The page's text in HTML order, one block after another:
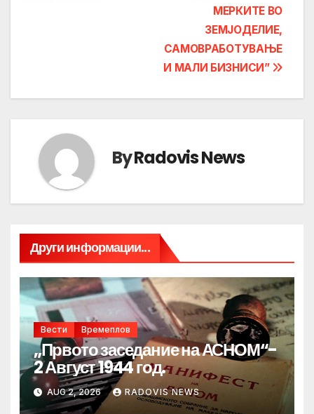
МЕРКИТЕ ВО
ЗЕМЈОДЕЛИЕ,
САМОВРАБОТУВАЊЕ
И МАЛИ БИЗНИСИ”
ByRadovis News
Други информации...
Вести Времеплов
„Првото заседание на АСНОМ“-
2 Август 1944 год.
AUG 2, 2026 RADOVIS NEWS